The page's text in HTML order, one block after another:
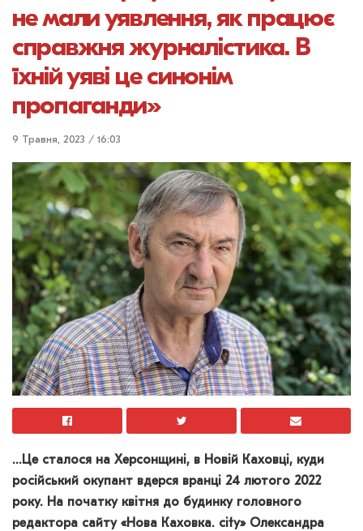
не мали уявлення, як працює
справжня журналістика. В
їхній уяві це синонім
пропаганди»
9 Травня, 2023 / 16:03
…Це сталося на Херсонщині, в Новій Каховці, куди
російський окупант вдерся вранці 24 лютого 2022
року. На початку квітня до будинку головного
редактора сайту «Нова Каховка. city» Олександра